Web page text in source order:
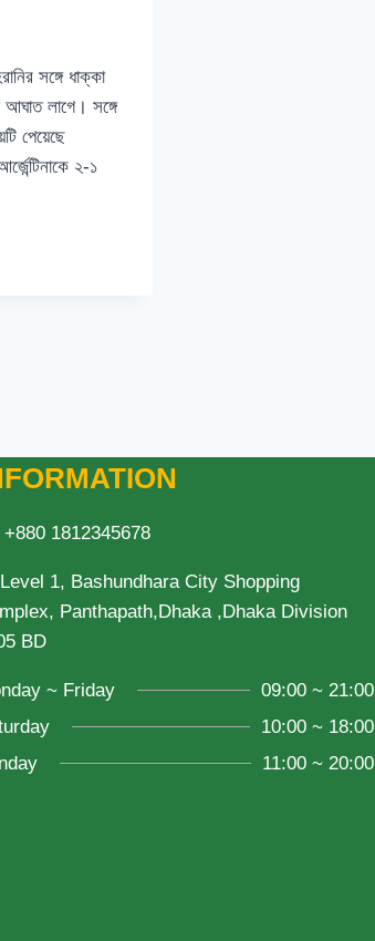
সঙ্গে ধাক্কা
লাগে। সঙ্গে
পেয়েছে
২-১
1812345678
1, Bashundhara City Shopping
Panthapath,Dhaka ,Dhaka Division
BD
~ Friday
09:00 ~ 21:00
10:00 ~ 18:00
11:00 ~ 20:00